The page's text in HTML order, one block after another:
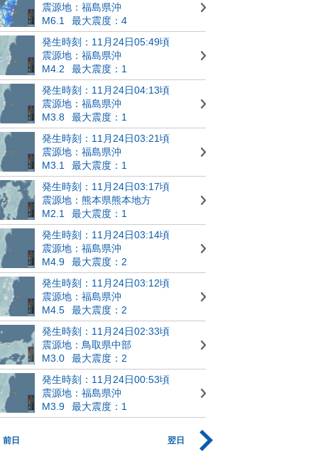
震源地：福島県沖
M6.1
最大震度：4
発生時刻：11月24日05:49頃
震源地：福島県沖
M4.2
最大震度：1
発生時刻：11月24日04:13頃
震源地：福島県沖
M3.8
最大震度：1
発生時刻：11月24日03:21頃
震源地：福島県沖
M3.1
最大震度：1
発生時刻：11月24日03:17頃
震源地：熊本県熊本地方
M2.1
最大震度：1
発生時刻：11月24日03:14頃
震源地：福島県沖
M4.9
最大震度：2
発生時刻：11月24日03:12頃
震源地：福島県沖
M4.5
最大震度：2
発生時刻：11月24日02:33頃
震源地：鳥取県中部
M3.0
最大震度：2
発生時刻：11月24日00:53頃
震源地：福島県沖
M3.9
最大震度：1
前日 翌日